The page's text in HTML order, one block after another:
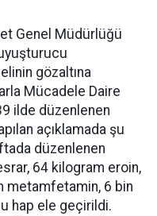
Genel Müdürlüğü
gözaltına
Mücadele Daire
ilde düzenlenen
açıklamada şu
düzenlenen
64 kilogram eroin,
metamfetamin, 6 bin
hap ele geçirildi.